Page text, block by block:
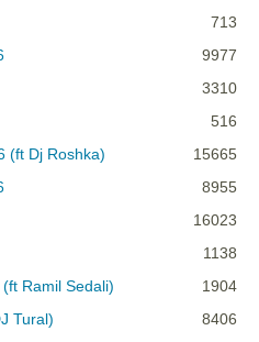
713
9977
3310
516
(ft Dj Roshka)
15665
8955
16023
1138
Ramil Sedali)
1904
Tural)
8406